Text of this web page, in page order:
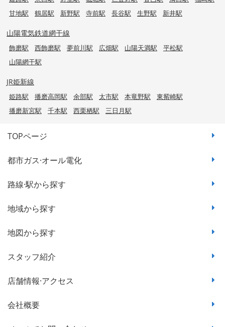
甘地駅
鶴居駅 新野駅 寺前駅 長谷駅 生野駅 新井駅
山陽電気鉄道網干線
飾磨駅 西飾磨駅 夢前川駅 広畑駅 山陽天満駅
平松駅
山陽網干駅
JR姫新線
姫路駅 播磨高岡駅 余部駅 太市駅 本竜野駅
東觜崎駅
播磨新宮駅
千本駅 西栗栖駅 三日月駅
TOPページ
都市ガス·オール電化
路線·駅から探す
地域から探す
地図から探す
スタッフ紹介
店舗情報·アクセス
会社概要